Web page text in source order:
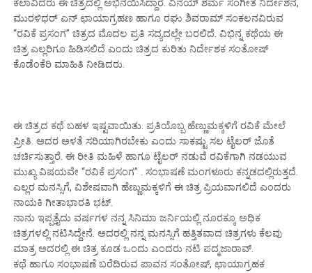
ಕಲಾವಿದರು ಈ ಚಿತ್ರದಲ್ಲಿ ಅಭಿನಯಿಸಿದ್ದಾರೆ. ವಿನಯ್ ಶರ್ಮ ಸಂಗೀತ ನಿರ್ದೇಶನ,
ಮುರಳಿಧರ್ ಎನ್ ಛಾಯಾಗ್ರಹಣ ಹಾಗೂ ರಘು ಶಿವರಾಮ್ ಸಂಕಲನವಿರುವ
“ರವಿಕೆ ಪ್ರಸಂಗ” ಚಿತ್ರದ ಮೊದಲ ಪ್ರತಿ ಸದ್ಯದಲ್ಲೇ ಬರಲಿದೆ. ವಿಭಿನ್ನ ಕಥೆಯ ಈ
ಚಿತ್ರ ಎಲ್ಲರಿಗೂ ಹಿಡಿಸಲಿದೆ ಎಂದು ಚಿತ್ರದ ಕುರಿತು ನಿರ್ದೇಶಕ ಸಂತೋಷ್
ಕೊಡೆಂಕೆರಿ ಮಾಹಿತಿ ನೀಡಿದರು.
ಈ ಚಿತ್ರದ ಕಥೆ ಬಹಳ ಇಷ್ಟವಾಯಿತು. ಪ್ರತಿಯೊಬ್ಬ ಹೆಣ್ಣುಮಕ್ಕಳಿಗೆ ರವಿಕೆ ಮೇಲೆ
ಪ್ರೀತಿ. ಅದರ ಅಳತೆ ಸರಿಯಾಗಿರಬೇಕು ಎಂದು ಸಾಕಷ್ಟು ಸಲ ಟೈಲರ್ ಜೊತೆ
ಚರ್ಚಿಸುತ್ತಾರೆ. ಈ ರೀತಿ ಮಹಿಳೆ ಹಾಗೂ ಟೈಲರ್ ನಡುವೆ ರವಿಕೆಗಾಗಿ ನಡಯುವ
ಮುಖ್ಯ ವಿಷಯವೇ “ರವಿಕೆ ಪ್ರಸಂಗ” . ಸಂಭಾಷಣೆ ಮಂಗಳೂರು ಕನ್ನಡದಲ್ಲಿರುತ್ತದೆ.
ಎಲ್ಲರ ಮನಸ್ಸಿಗೆ, ವಿಶೇಷವಾಗಿ ಹೆಣ್ಣುಮಕ್ಕಳಿಗೆ ಈ ಚಿತ್ರ ಪ್ರಿಯವಾಗಲಿದೆ ಎಂದರು
ನಾಯಕಿ ಗೀತಾಭಾರತಿ ಭಟ್.
ನಾನು ಇಪ್ಪತ್ತೈದು ವರ್ಷಗಳ ನನ್ನ ಸಿನಿಮಾ ಜರ್ನಿಯಲ್ಲಿ ನೂರಕ್ಕೂ ಅಧಿಕ
ಚಿತ್ರಗಳಲ್ಲಿ ನಟಿಸಿದ್ದೇನೆ. ಅದರಲ್ಲಿ ನನ್ನ ಮನಸ್ಸಿಗೆ ಹತ್ತಿತವಾದ ಚಿತ್ರಗಳು ಕೆಲವು
ಮಾತ್ರ ಅದರಲ್ಲಿ ಈ ಚಿತ್ರ ಕೂಡ ಒಂದು ಎಂದರು ನಟಿ ಪದ್ಮಜಾರಾವ್.
ಕಥೆ ಹಾಗೂ ಸಂಭಾಷಣೆ ಬರೆದಿರುವ ಪಾವನ ಸಂತೋಷ್, ಛಾಯಾಗ್ರಹಕ